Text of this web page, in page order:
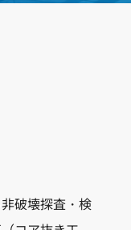
破壊探査・検